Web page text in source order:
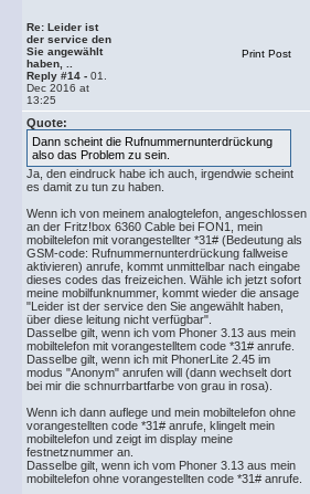
Re: Leider ist
der service den
Sie angewählt
haben, ..
Reply #14 - 01.
Dec 2016 at
13:25
Print Post
Quote:
Dann scheint die Rufnummernunterdrückung
also das Problem zu sein.
Ja, den eindruck habe ich auch, irgendwie scheint
es damit zu tun zu haben.
Wenn ich von meinem analogtelefon, angeschlossen
an der Fritz!box 6360 Cable bei FON1, mein
mobiltelefon mit vorangestellter *31# (Bedeutung als
GSM-code: Rufnummernunterdrückung fallweise
aktivieren) anrufe, kommt unmittelbar nach eingabe
dieses codes das freizeichen. Wähle ich jetzt sofort
meine mobilfunknummer, kommt wieder die ansage
"Leider ist der service den Sie angewählt haben,
über diese leitung nicht verfügbar".
Dasselbe gilt, wenn ich vom Phoner 3.13 aus mein
mobiltelefon mit vorangestelltem code *31# anrufe.
Dasselbe gilt, wenn ich mit PhonerLite 2.45 im
modus "Anonym" anrufen will (dann wechselt dort
bei mir die schnurrbartfarbe von grau in rosa).
Wenn ich dann auflege und mein mobiltelefon ohne
vorangestellten code *31# anrufe, klingelt mein
mobiltelefon und zeigt im display meine
festnetznummer an.
Dasselbe gilt, wenn ich vom Phoner 3.13 aus mein
mobiltelefon ohne vorangestellten code *31# anrufe.